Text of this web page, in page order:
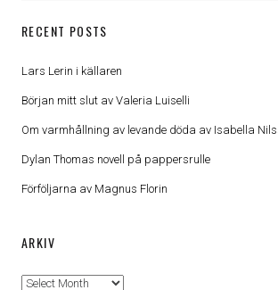
RECENT POSTS
Lars Lerin i källaren
Början mitt slut av Valeria Luiselli
Om varmhållning av levande döda av Isabella
Dylan Thomas novell på pappersrulle
Förföljarna av Magnus Florin
ARKIV
Arkiv